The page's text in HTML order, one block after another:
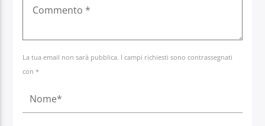
La tua email non sarà pubblica. I campi richiesti sono contrassegnati
con *